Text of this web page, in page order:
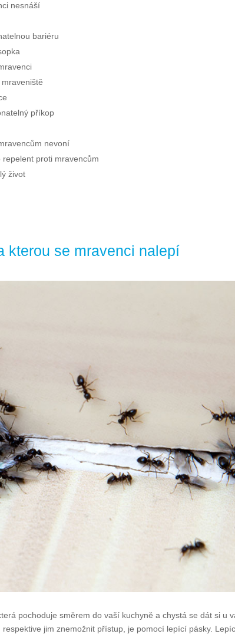
nesnáší
bariéru
příkop
nevoní
proti mravencům
život
kterou se mravenci nalepí
pochoduje směrem do vaší kuchyně a chystá se dát si u
jim znemožnit přístup, je pomocí lepící pásky.